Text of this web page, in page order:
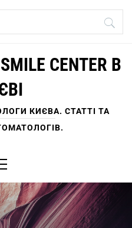
CENTER В
КИЄВА. СТАТТІ ТА
Menu